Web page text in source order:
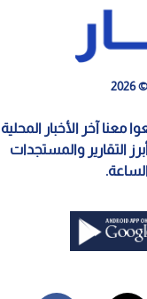
معنا آخر الأخبار المحلية
التقارير والمستجدات